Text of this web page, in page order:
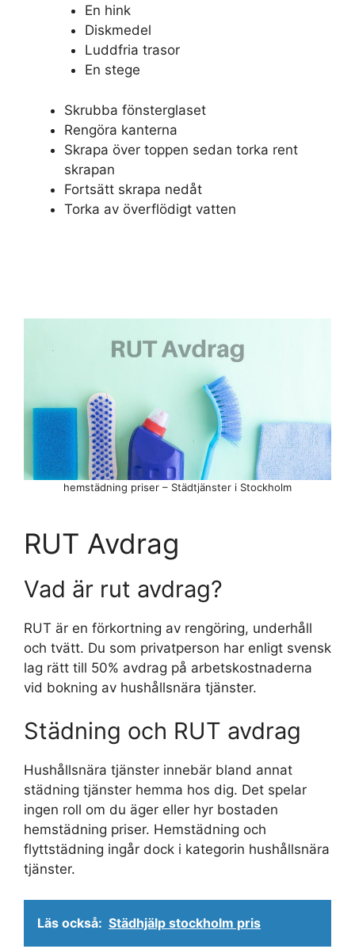
En hink
Diskmedel
Luddfria trasor
En stege
Skrubba fönsterglaset
Rengöra kanterna
Skrapa över toppen sedan torka rent
skrapan
Fortsätt skrapa nedåt
Torka av överflödigt vatten
RUT Avdrag
Vad är rut avdrag?
RUT är en förkortning av rengöring, underhåll
och tvätt. Du som privatperson har enligt svensk
lag rätt till 50% avdrag på arbetskostnaderna
vid bokning av hushållsnära tjänster.
Städning och RUT avdrag
Hushållsnära tjänster innebär bland annat
städning tjänster hemma hos dig. Det spelar
ingen roll om du äger eller hyr bostaden
hemstädning priser. Hemstädning och
flyttstädning ingår dock i kategorin hushållsnära
tjänster.
Läs också: Städhjälp stockholm pris
hemstädning priser – Städtjänster i Stockholm